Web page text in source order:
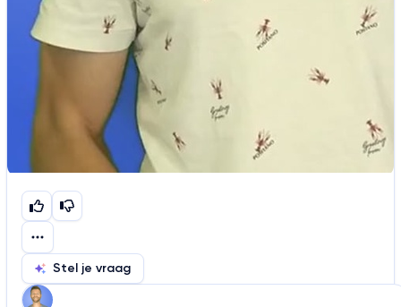
Stel je vraag